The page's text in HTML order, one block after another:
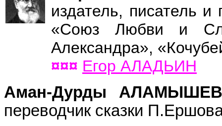
издатель, писатель и
«Союз Любви и
Александра»,
¤¤¤ Егор АЛАДЬИН
Аман-Дурды
переводчик сказки